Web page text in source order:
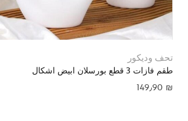
تحف وديكور
طقم فازات 3 قطع بورسلان ابيض اشكال
149٫90 ₪